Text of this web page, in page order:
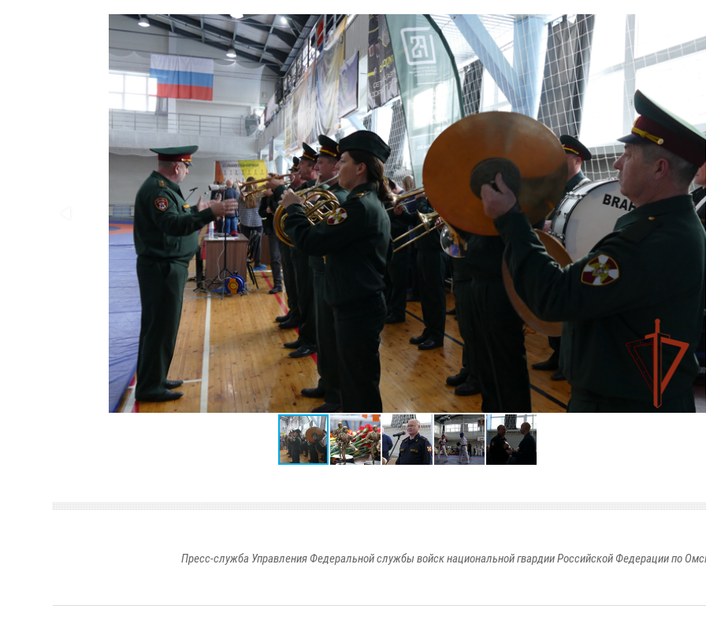
Пресс-служба Управления Федеральной службы войск национальной гвардии Российской Федерации по